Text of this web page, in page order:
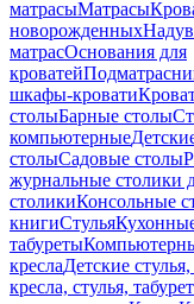
матрасыМатрасы
новорожденных
матрасОснования для
кроватей
шкафы-кровати
столыБарные столы
компьютерные
столыСадовые столы
журнальные столики
столикиКонсольные
книгиСтулья
табуреты
креслаДетские
кресла, стулья,